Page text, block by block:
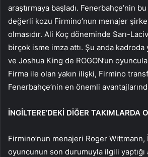
araştırmaya başladı. Fenerbahçe’nin
değerli kozu Firmino’nun menajer
olmasıdır. Ali Koç döneminde Sarı-
birçok isme imza attı. Şu anda kadroda
ve Joshua King de ROGON’un
Firma ile olan yakın ilişki, Firmino
Fenerbahçe’nin en önemli
İNGİLTERE’DEKİ DİĞER TAKIMLARDA
Firmino’nun menajeri Roger Wittmann,
oyuncunun son durumuyla ilgili yaptığı